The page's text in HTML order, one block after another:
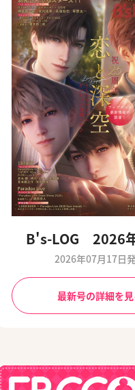
B's-LOG 2026
2026年07月17日
最新号の詳細を